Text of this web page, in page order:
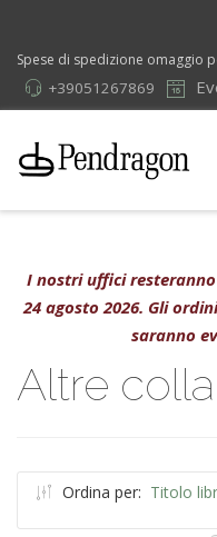
Spese di spedizione omaggio
+39051267869
I nostri uffici
24 agosto 2026. Gli
saranno
Altre
Ordina per: Titolo